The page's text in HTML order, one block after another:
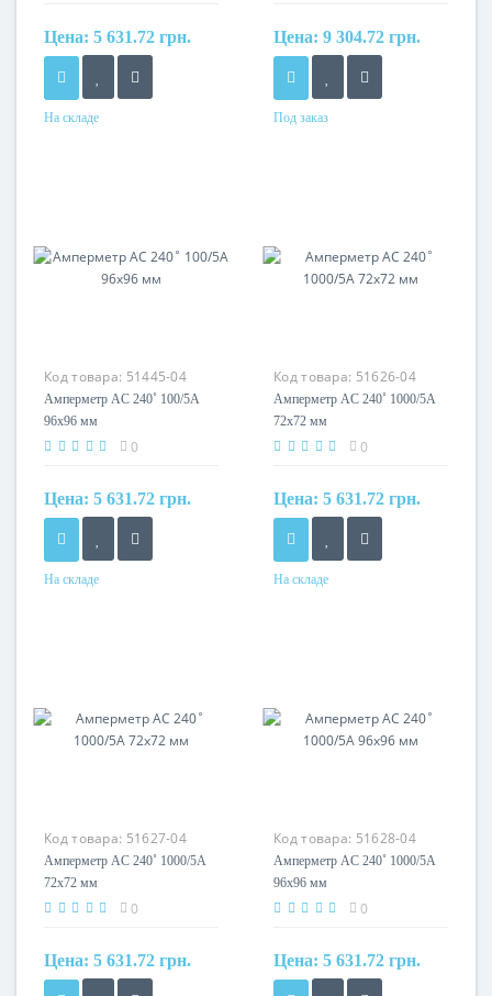
Цена: 5 631.72 грн.
На складе
Цена: 9 304.72 грн.
Под заказ
Код товара: 51445-04
Амперметр AC 240˚ 100/5A
96x96 мм
0
Цена: 5 631.72 грн.
На складе
Код товара: 51626-04
Амперметр AC 240˚ 1000/5A
72x72 мм
0
Цена: 5 631.72 грн.
На складе
Код товара: 51627-04
Амперметр AC 240˚ 1000/5A
72x72 мм
0
Цена: 5 631.72 грн.
Код товара: 51628-04
Амперметр AC 240˚ 1000/5A
96x96 мм
0
Цена: 5 631.72 грн.